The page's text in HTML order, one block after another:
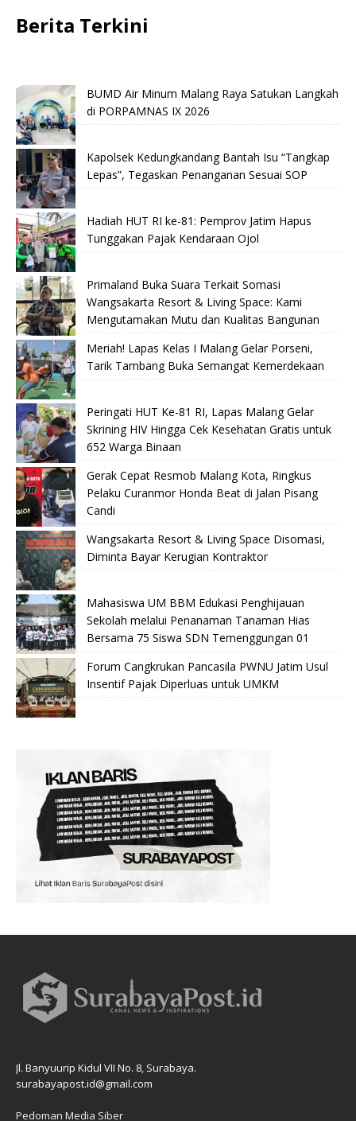
Berita Terkini
BUMD Air Minum Malang Raya Satukan Langkah
di PORPAMNAS IX 2026
Kapolsek Kedungkandang Bantah Isu “Tangkap
Lepas”, Tegaskan Penanganan Sesuai SOP
Hadiah HUT RI ke-81: Pemprov Jatim Hapus
Tunggakan Pajak Kendaraan Ojol
Primaland Buka Suara Terkait Somasi
Wangsakarta Resort & Living Space: Kami
Mengutamakan Mutu dan Kualitas Bangunan
Meriah! Lapas Kelas I Malang Gelar Porseni,
Tarik Tambang Buka Semangat Kemerdekaan
Peringati HUT Ke-81 RI, Lapas Malang Gelar
Skrining HIV Hingga Cek Kesehatan Gratis untuk
652 Warga Binaan
Gerak Cepat Resmob Malang Kota, Ringkus
Pelaku Curanmor Honda Beat di Jalan Pisang
Candi
Wangsakarta Resort & Living Space Disomasi,
Diminta Bayar Kerugian Kontraktor
Mahasiswa UM BBM Edukasi Penghijauan
Sekolah melalui Penanaman Tanaman Hias
Bersama 75 Siswa SDN Temenggungan 01
Forum Cangkrukan Pancasila PWNU Jatim Usul
Insentif Pajak Diperluas untuk UMKM
Jl. Banyuurip Kidul VII No. 8, Surabaya.
surabayapost.id@gmail.com
Pedoman Media Siber